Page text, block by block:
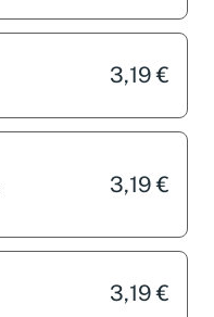
3,19 €
3,19 €
3,19 €